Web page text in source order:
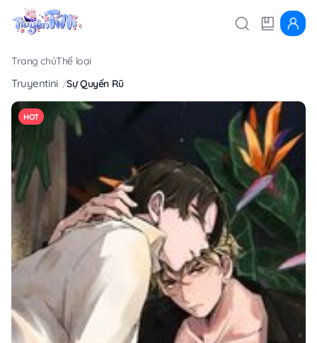
Trang chủThể loại
Truyentini Sự Quyến Rũ
HOT